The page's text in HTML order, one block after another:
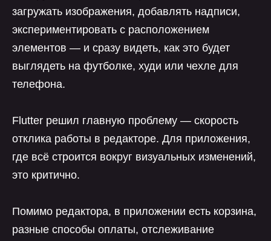
загружать изображения, добавлять надписи,
экспериментировать с расположением
элементов — и сразу видеть, как это будет
выглядеть на футболке, худи или чехле для
телефона.
Flutter решил главную проблему — скорость
отклика работы в редакторе. Для приложения,
где всё строится вокруг визуальных изменений,
это критично.
Помимо редактора, в приложении есть корзина,
разные способы оплаты, отслеживание